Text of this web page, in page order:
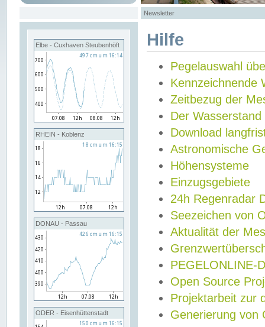
Newsletter
Elbe - Cuxhaven Steubenhöft
RHEIN - Koblenz
DONAU - Passau
ODER - Eisenhüttenstadt
Hilfe
Pegelauswahl
Kennzeichnende
Zeitbezug der
Der Wasserstand
Download
Astronomische
Höhensysteme
Einzugsgebiete
24h Regenradar
Seezeichen von
Aktualität der
PEGELONLINE-
Open Source
Projektarbeit zur
Generierung von